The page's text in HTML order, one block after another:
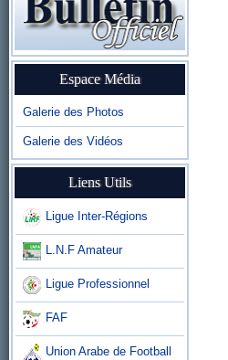
Espace Média
Galerie des Photos
Galerie des Vidéos
Liens Utils
Ligue Inter-Régions
L.N.F Amateur
Ligue Professionnel
FAF
Union Arabe de Football